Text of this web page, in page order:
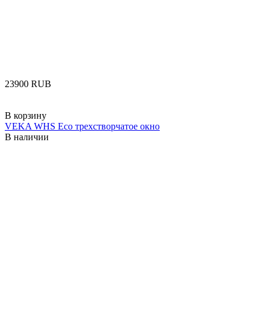
‍23900‍ RUB
В корзину
VEKA WHS Eco трехстворчатое окно
В наличии